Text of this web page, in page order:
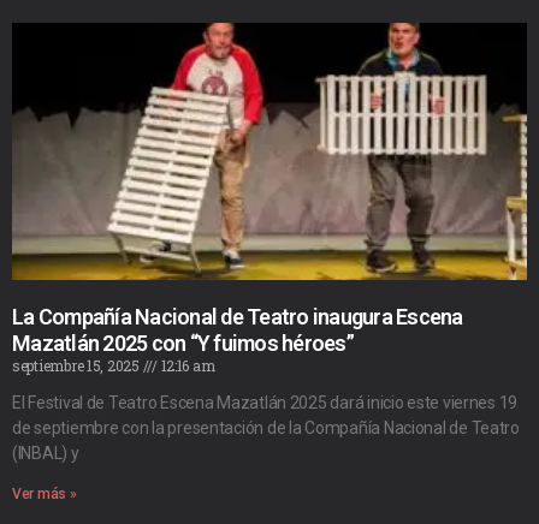
La Compañía Nacional de Teatro inaugura Escena
Mazatlán 2025 con “Y fuimos héroes”
septiembre 15, 2025
12:16 am
El Festival de Teatro Escena Mazatlán 2025 dará inicio este viernes 19
de septiembre con la presentación de la Compañía Nacional de Teatro
(INBAL) y
Ver más »